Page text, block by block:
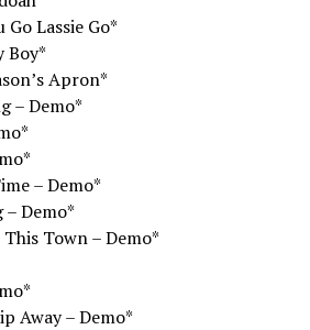
Lassie Go*
Boy*
Apron*
– Demo*
– Demo*
– Demo*
This Town – Demo*
Away – Demo*